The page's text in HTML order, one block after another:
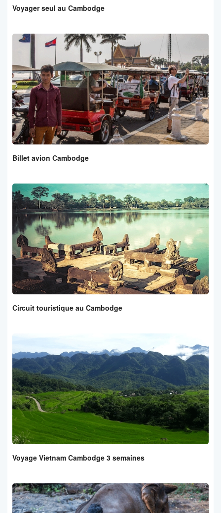
Voyager seul au Cambodge
Billet avion Cambodge
Circuit touristique au Cambodge
Voyage Vietnam Cambodge 3 semaines